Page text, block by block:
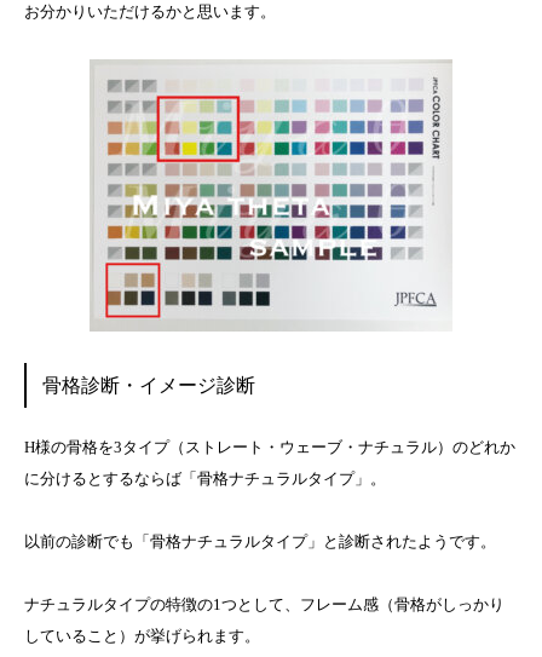
お分かりいただけるかと思います。
骨格診断・イメージ診断
H様の骨格を3タイプ（ストレート・ウェーブ・ナチュラル）のどれか
に分けるとするならば「骨格ナチュラルタイプ」。
以前の診断でも「骨格ナチュラルタイプ」と診断されたようです。
ナチュラルタイプの特徴の1つとして、フレーム感（骨格がしっかり
していること）が挙げられます。